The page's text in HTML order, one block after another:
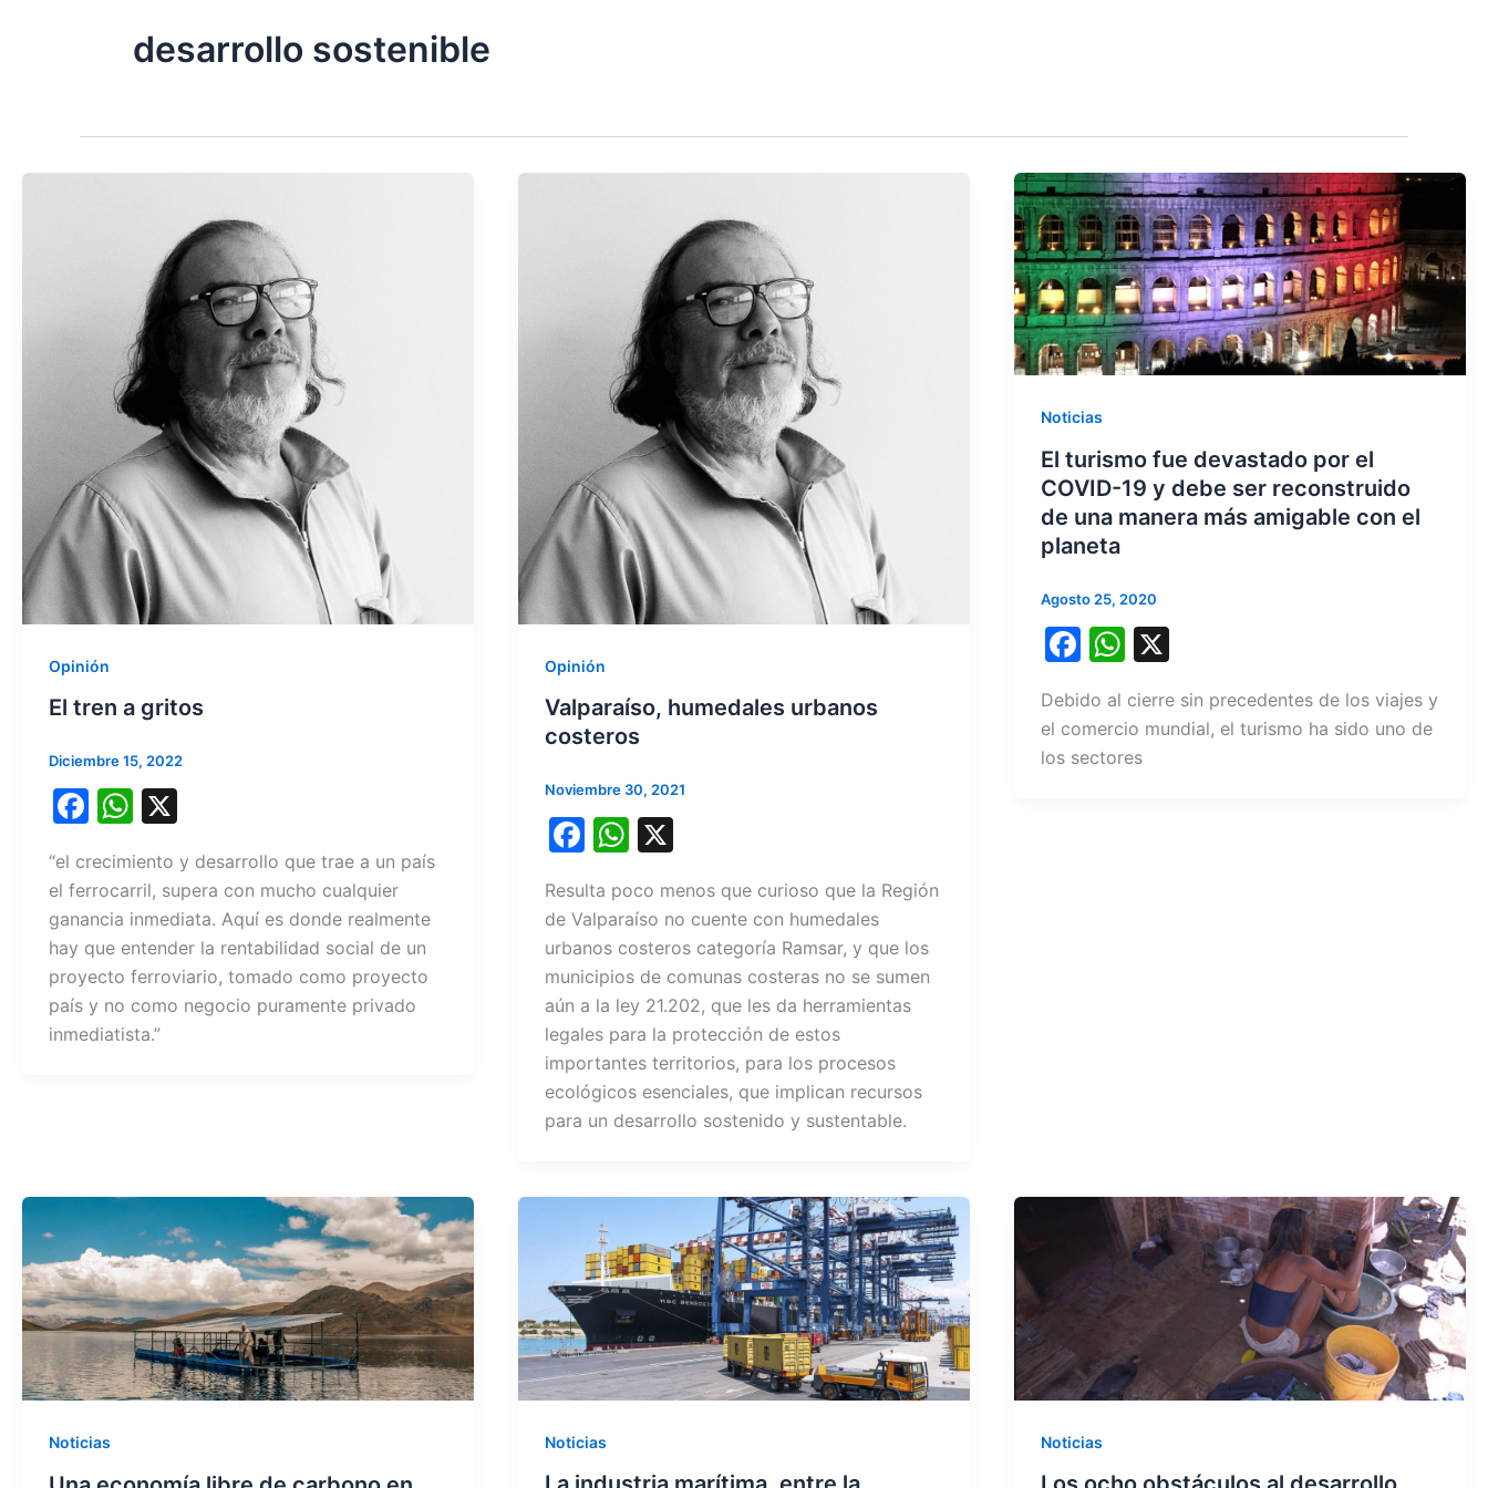
desarrollo sostenible
Opinión
El tren a gritos
Diciembre 15, 2022
F
c
e
b
o
o
k
W
at
s
A
p
p
“el crecimiento y desarrollo que trae a un país
el ferrocarril, supera con mucho cualquier
ganancia inmediata. Aquí es donde realmente
hay que entender la rentabilidad social de un
proyecto ferroviario, tomado como proyecto
país y no como negocio puramente privado
inmediatista.”
Opinión
Valparaíso, humedales urbanos
costeros
Noviembre 30, 2021
F
c
e
b
o
o
k
W
at
s
A
p
p
X
Resulta poco menos que curioso que la Región
de Valparaíso no cuente con humedales
urbanos costeros categoría Ramsar, y que los
municipios de comunas costeras no se sumen
aún a la ley 21.202, que les da herramientas
legales para la protección de estos
importantes territorios, para los procesos
ecológicos esenciales, que implican recursos
para un desarrollo sostenido y sustentable.
Noticias
El turismo fue devastado por el
COVID-19 y debe ser reconstruido
de una manera más amigable con el
planeta
Agosto 25, 2020
F
c
e
W
at
s
X
Debido al cierre sin precedentes de los viajes y
el comercio mundial, el turismo ha sido uno de
los sectores
Noticias Noticias Noticias